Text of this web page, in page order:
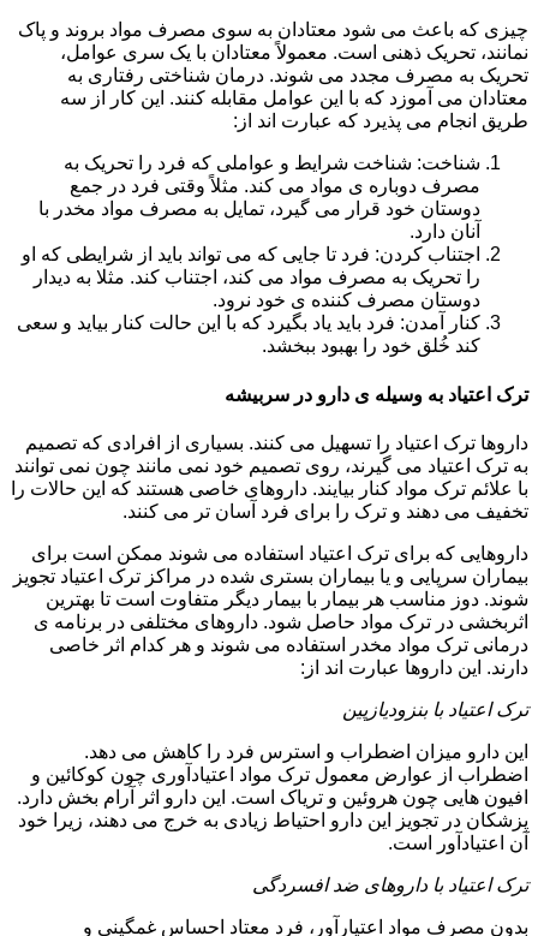
چیزی که باعث می شود معتادان به سوی مصرف مواد بروند و پاک
نمانند، تحریک ذهنی است. معمولاً معتادان با یک سری عوامل،
تحریک به مصرف مجدد می شوند. درمان شناختی رفتاری به
معتادان می آموزد که با این عوامل مقابله کنند. این کار از سه
طریق انجام می پذیرد که عبارت اند از:
شناخت: شناخت شرایط و عواملی که فرد را تحریک به
مصرف دوباره ی مواد می کند. مثلاً وقتی فرد در جمع
دوستان خود قرار می گیرد، تمایل به مصرف مواد مخدر با
آنان دارد.
اجتناب کردن: فرد تا جایی که می تواند باید از شرایطی که او
را تحریک به مصرف مواد می کند، اجتناب کند. مثلا به دیدار
دوستان مصرف کننده ی خود نرود.
کنار آمدن: فرد باید یاد بگیرد که با این حالت کنار بیاید و سعی
کند خُلق خود را بهبود ببخشد.
ترک اعتیاد به وسیله ی دارو در سربیشه
داروها ترک اعتیاد را تسهیل می کنند. بسیاری از افرادی که تصمیم
به ترک اعتیاد می گیرند، روی تصمیم خود نمی مانند چون نمی توانند
با علائم ترک مواد کنار بیایند. داروهای خاصی هستند که این حالات را
تخفیف می دهند و ترک را برای فرد آسان تر می کنند.
داروهایی که برای ترک اعتیاد استفاده می شوند ممکن است برای
بیماران سرپایی و یا بیماران بستری شده در مراکز ترک اعتیاد تجویز
شوند. دوز مناسب هر بیمار با بیمار دیگر متفاوت است تا بهترین
اثربخشی در ترک مواد حاصل شود. داروهای مختلفی در برنامه ی
درمانی ترک مواد مخدر استفاده می شوند و هر کدام اثر خاصی
دارند. این داروها عبارت اند از:
ترک اعتیاد با بنزودیازپین
این دارو میزان اضطراب و استرس فرد را کاهش می دهد.
اضطراب از عوارض معمول ترک مواد اعتیادآوری چون کوکائین و
افیون هایی چون هروئین و تریاک است. این دارو اثر آرام بخش دارد.
پزشکان در تجویز این دارو احتیاط زیادی به خرج می دهند، زیرا خود
آن اعتیادآور است.
ترک اعتیاد با داروهای ضد افسردگی
بدون مصرف مواد اعتیارآور، فرد معتاد احساس غمگینی و